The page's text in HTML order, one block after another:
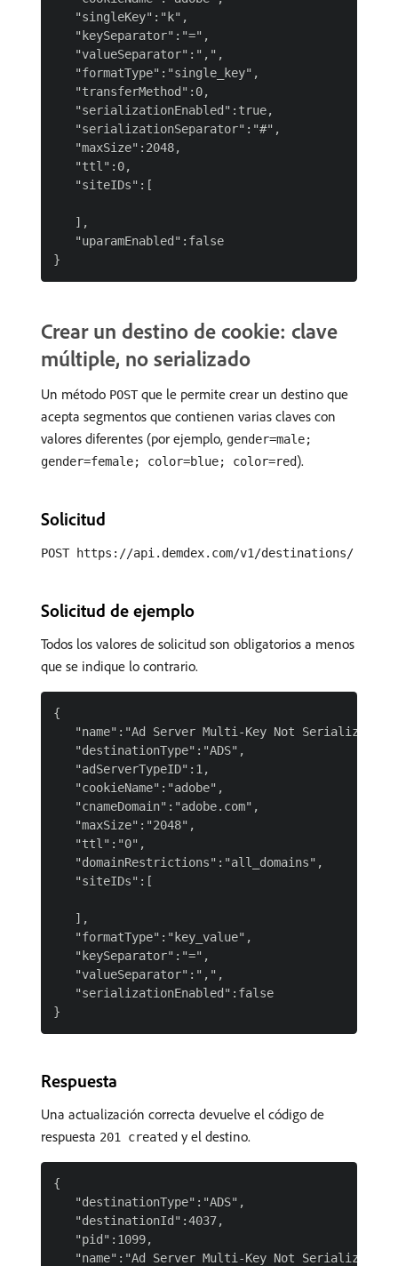
   "singleKey":"k",
   "keySeparator":"=",
   "valueSeparator":",",
   "formatType":"single_key",
   "transferMethod":0,
   "serializationEnabled":true,
   "serializationSeparator":"#",
   "maxSize":2048,
   "ttl":0,
   "siteIDs":[
   ],
   "uparamEnabled":false
Crear un destino de cookie: clave
múltiple, no serializado
Un método POSTque le permite crear un destino que
acepta segmentos que contienen varias claves con
valores diferentes (por ejemplo, gender=male;
gender=female; color=blue; color=red).
Solicitud
POST https://api.demdex.com/v1/destinations/
Solicitud de ejemplo
Todos los valores de solicitud son obligatorios a menos
que se indique lo contrario.
{
   "name":"Ad Server Multi-Key Not Serialized",
   "destinationType":"ADS",
   "adServerTypeID":1,
   "cookieName":"adobe",
   "cnameDomain":"adobe.com",
   "maxSize":"2048",
   "ttl":"0",
   "domainRestrictions":"all_domains",
   "siteIDs":[
   ],
   "formatType":"key_value",
   "keySeparator":"=",
   "valueSeparator":",",
   "serializationEnabled":false
Respuesta
Una actualización correcta devuelve el código de
respuesta 201 created y el destino.
{
   "destinationType":"ADS",
   "destinationId":4037,
   "pid":1099,
   "name":"Ad Server Multi-Key Not Serialized",